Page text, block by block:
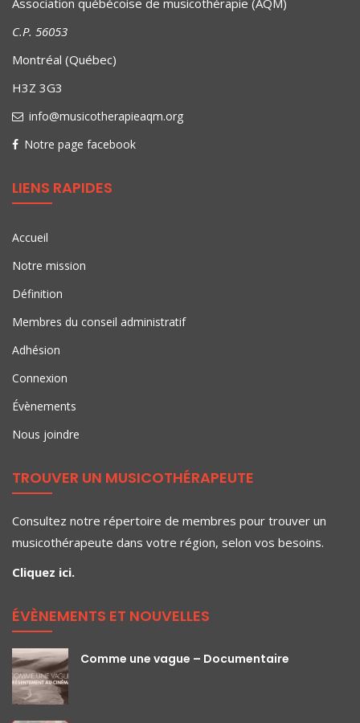
C.P. 56053
Montréal (Québec)
H3Z 3G3
info@musicotherapieaqm.org
Notre page facebook
LIENS RAPIDES
Accueil
Notre mission
Définition
Membres du conseil administratif
Adhésion
Connexion
Évènements
Nous joindre
TROUVER UN MUSICOTHÉRAPEUTE
Consultez notre répertoire de membres pour trouver un
musicothérapeute dans votre région, selon vos besoins.
Cliquez ici.
ÉVÈNEMENTS ET NOUVELLES
Comme une vague – Documentaire